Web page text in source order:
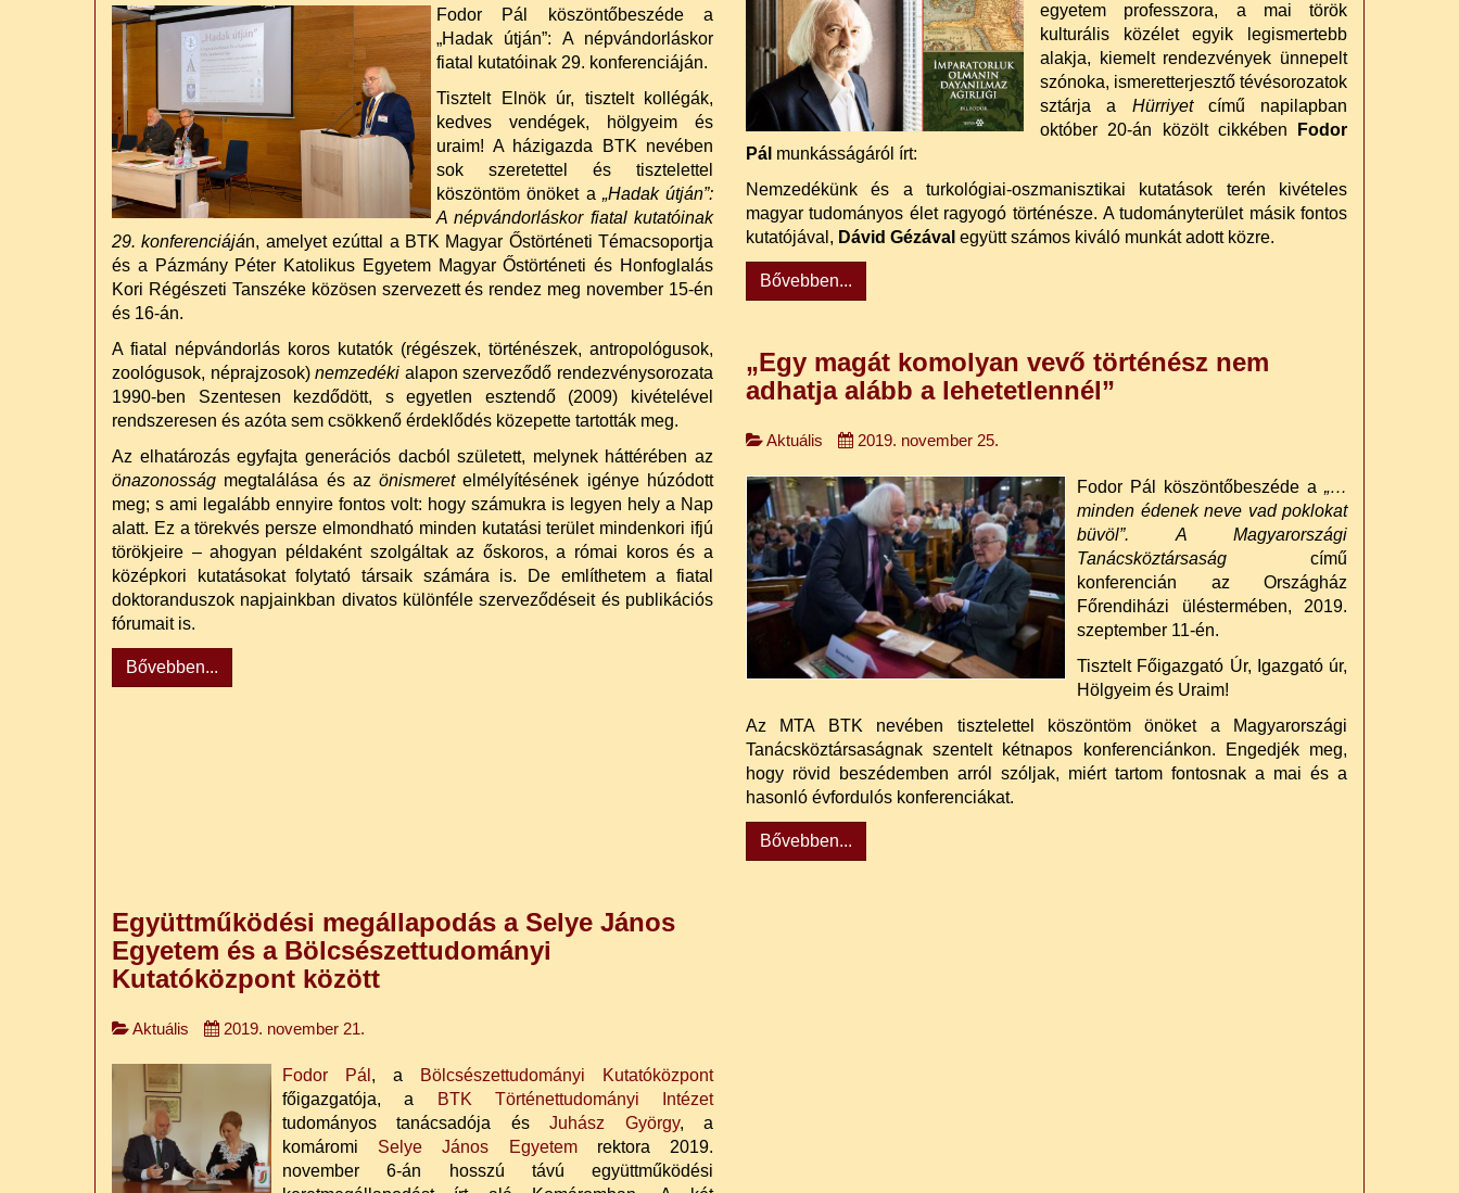
Fodor Pál köszöntőbeszéde a
„Hadak útján”: A népvándorláskor
fiatal kutatóinak 29. konferenciáján.
Tisztelt Elnök úr, tisztelt kollégák,
kedves vendégek, hölgyeim és
uraim! A házigazda BTK nevében
sok szeretettel és tisztelettel
köszöntöm önöket a „Hadak útján”:
A népvándorláskor fiatal kutatóinak
29. konferenciáján, amelyet ezúttal a BTK Magyar Őstörténeti Témacsoportja
és a Pázmány Péter Katolikus Egyetem Magyar Őstörténeti és Honfoglalás
Kori Régészeti Tanszéke közösen szervezett és rendez meg november 15-én
és 16-án.
A fiatal népvándorlás koros kutatók (régészek, történészek, antropológusok,
zoológusok, néprajzosok)nemzedéki alapon szerveződő rendezvénysorozata
1990-ben Szentesen kezdődött, s egyetlen esztendő (2009) kivételével
rendszeresen és azóta sem csökkenő érdeklődés közepette tartották meg.
Az elhatározás egyfajta generációs dacból született, melynek háttérében az
önazonosság megtalálása és azönismeretelmélyítésének igénye húzódott
meg; s ami legalább ennyire fontos volt: hogy számukra is legyen hely a Nap
alatt. Ez a törekvés persze elmondható minden kutatási terület mindenkori ifjú
törökjeire – ahogyan példaként szolgáltak az őskoros, a római koros és a
középkori kutatásokat folytató társaik számára is. De említhetem a fiatal
doktoranduszok napjainkban divatos különféle szerveződéseit és publikációs
fórumait is.
Bővebben...
egyetem professzora, a mai török
kulturális közélet egyik legismertebb
alakja, kiemelt rendezvények ünnepelt
szónoka, ismeretterjesztő tévésorozatok
sztárja a Hürriyetcímű napilapban
október 20-án közölt cikkében
Fodor
Pál munkásságáról írt:
Nemzedékünk és a turkológiai-oszmanisztikai kutatások terén kivételes
magyar tudományos élet ragyogó történésze. A tudományterület másik fontos
kutatójával, Dávid Gézával együtt számos kiváló munkát adott közre.
Bővebben...
„Egy magát komolyan vevő történész nem
adhatja alább a lehetetlennél”
Aktuális 2019. november 25.
Fodor Pál köszöntőbeszéde a „…
minden édenek neve vad poklokat
büvöl”. A Magyarországi
Tanácsköztársaság című
konferencián az Országház
Főrendiházi üléstermében, 2019.
szeptember 11-én.
Tisztelt Főigazgató Úr, Igazgató úr,
Hölgyeim és Uraim!
Az MTA BTK nevében tisztelettel köszöntöm önöket a Magyarországi
Tanácsköztársaságnak szentelt kétnapos konferenciánkon. Engedjék meg,
hogy rövid beszédemben arról szóljak, miért tartom fontosnak a mai és a
hasonló évfordulós konferenciákat.
Bővebben...
Együttműködési megállapodás a Selye János
Egyetem és a Bölcsészettudományi
Kutatóközpont között
Aktuális 2019. november 21.
Fodor Pál , a
Bölcsészettudományi Kutatóközpont
főigazgatója, a
BTK Történettudományi Intézet
tudományos tanácsadója ésJuhász György, a
komáromi Selye János Egyetemrektora 2019.
november 6-án hosszú távú együttműködési